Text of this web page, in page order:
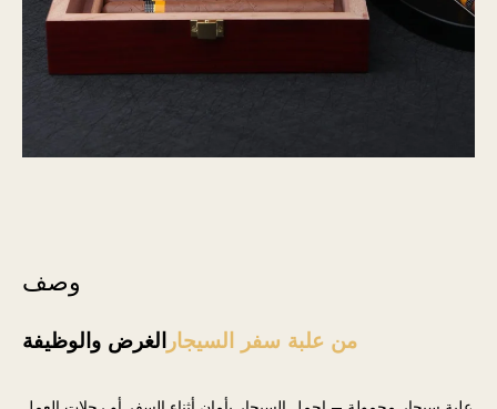
وصف
الغرض والوظيفةمن علبة سفر السيجار